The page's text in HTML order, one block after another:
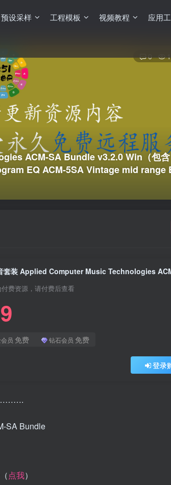
预设采样 工程模板 视频教程 应用
ACM-SA Bundle v3.2.0 Win（包含
EQ ACM-5SA Vintage mid range
0
费资源，请付费后查看
员 免费 钻石会员 免费
登录
SA Bundle
点我）